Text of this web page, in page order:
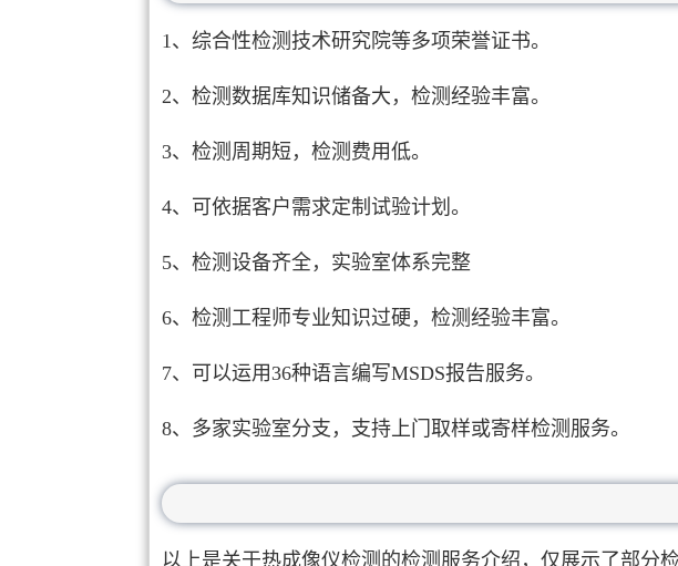
1、综合性检测技术研究院等多项荣誉证书。
2、检测数据库知识储备大，检测经验丰富。
3、检测周期短，检测费用低。
4、可依据客户需求定制试验计划。
5、检测设备齐全，实验室体系完整
6、检测工程师专业知识过硬，检测经验丰富。
7、可以运用36种语言编写MSDS报告服务。
8、多家实验室分支，支持上门取样或寄样检测服务。
以上是关于热成像仪检测的检测服务介绍，仅展示了部分